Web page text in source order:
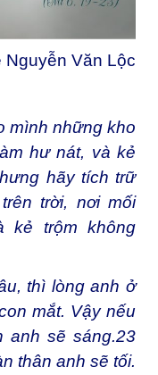
Nguyễn Văn Lộc
mình những kho
hư nát, và kẻ
hãy tích trữ
trời, nơi mối
kẻ trộm không
thì lòng anh ở
mắt. Vậy nếu
anh sẽ sáng.23
thân anh sẽ tối.